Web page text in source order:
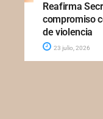
Reafirma
compromiso
de violencia
23 julio, 2026